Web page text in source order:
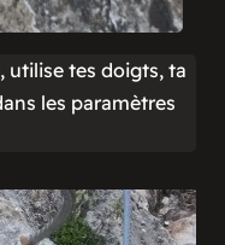
utilise tes doigts, ta
les paramètres